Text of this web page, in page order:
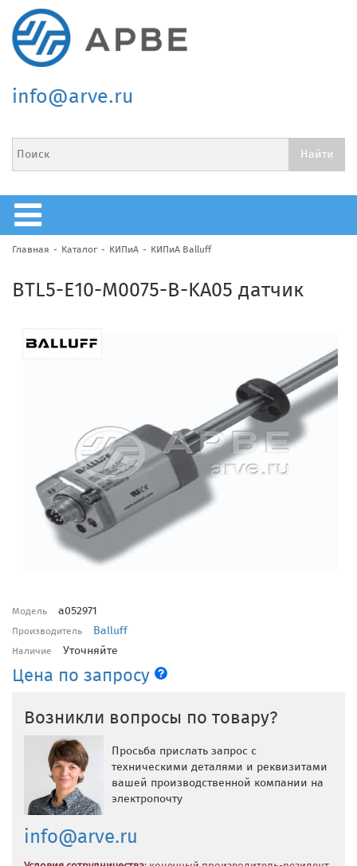
info@arve.ru
Главная Каталог КИПиА КИПиА Balluff
BTL5-E10-M0075-B-KA05 датчик
Модель a052971
Производитель Balluff
Наличие Уточняйте
Цена по запросу
Возникли вопросы по товару?
Просьба прислать запрос с
техническими деталями и реквизитами
вашей производственной компании на
электропочту
info@arve.ru